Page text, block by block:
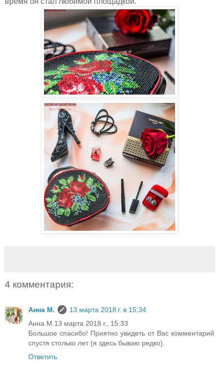
4 комментария:
Анна М.
13 марта 2018 г. в 15:34
Анна М.13 марта 2018 г., 15:33
Большое спасибо! Приятно увидеть от Вас комментарий
спустя столько лет (я здесь бываю редко).
Ответить